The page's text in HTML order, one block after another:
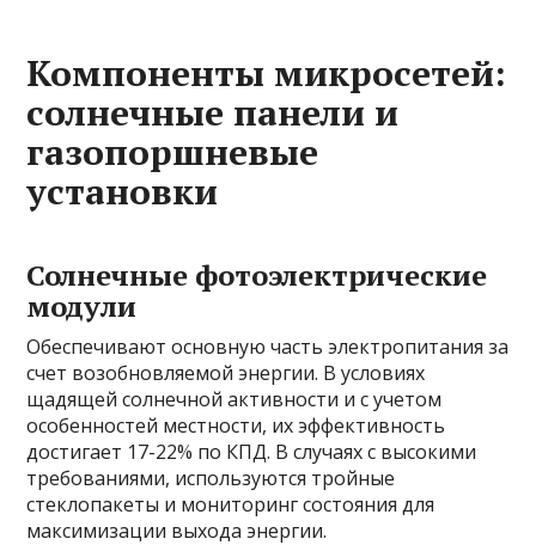
Компоненты микросетей:
солнечные панели и
газопоршневые
установки
Солнечные фотоэлектрические
модули
Обеспечивают основную часть электропитания за
счет возобновляемой энергии. В условиях
щадящей солнечной активности и с учетом
особенностей местности, их эффективность
достигает 17-22% по КПД. В случаях с высокими
требованиями, используются тройные
стеклопакеты и мониторинг состояния для
максимизации выхода энергии.